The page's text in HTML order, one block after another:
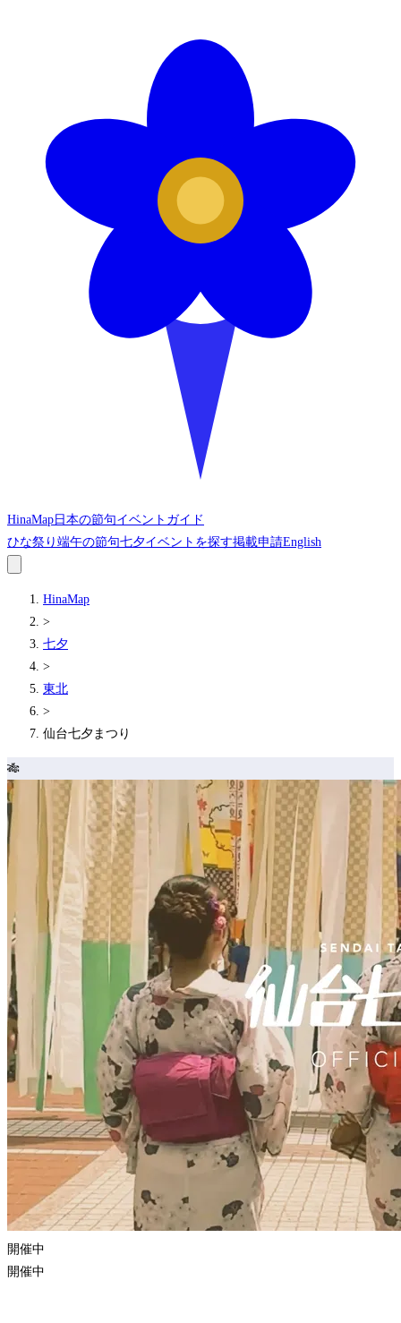
HinaMap 日本の節句イベントガイド
ひな祭り 端午の節句七夕イベントを探す掲載申請English
HinaMap
>
七夕
>
東北
>
仙台七夕まつり
🎋
開催中
開催中